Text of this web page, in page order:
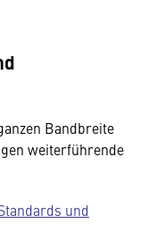
Bandbreite
weiterführende
und